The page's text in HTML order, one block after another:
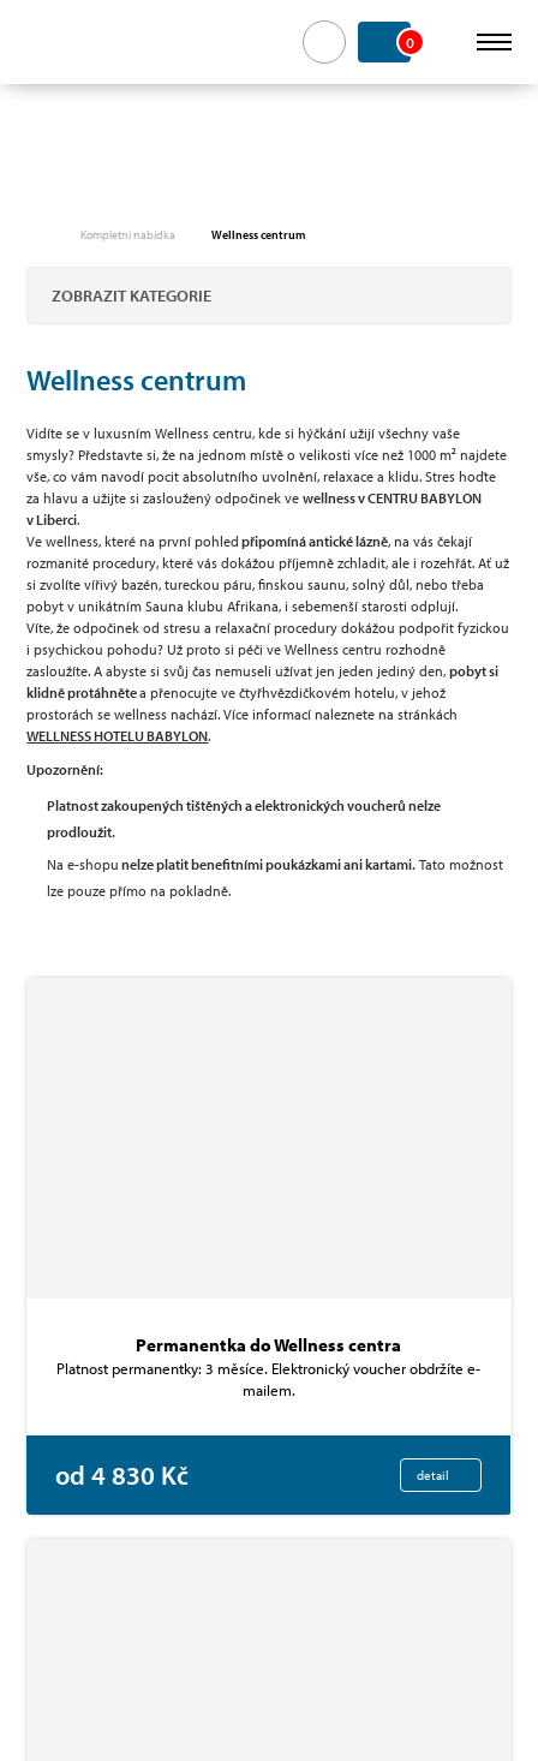
0
Kompletní nabídka Wellness centrum
ZOBRAZIT KATEGORIE
Wellness centrum
Vidíte se v luxusním Wellness centru, kde si hýčkání užijí všechny vaše
smysly? Představte si, že na jednom místě o velikosti více než 1000 m² najdete
vše, co vám navodí pocit absolutního uvolnění, relaxace a klidu. Stres hoďte
za hlavu a užijte si zasloužený odpočinek vewellness v CENTRU BABYLON
v Liberci.
Ve wellness, které na první pohled připomíná antické lázně, na vás čekají
rozmanité procedury, které vás dokážou příjemně zchladit, ale i rozehřát. Ať už
si zvolíte vířivý bazén, tureckou páru, finskou saunu, solný důl, nebo třeba
pobyt v unikátním Sauna klubu Afrikana, i sebemenší starosti odplují.
Víte, že odpočinek od stresu a relaxační procedury dokážou podpořit fyzickou
i psychickou pohodu? Už proto si péči ve Wellness centru rozhodně
zasloužíte. A abyste si svůj čas nemuseli užívat jen jeden jediný den,pobyt si
klidně protáhnětea přenocujte ve čtyřhvězdičkovém hotelu, v jehož
prostorách se wellness nachází. Více informací naleznete na stránkách
WELLNESS HOTELU BABYLON.
Upozornění:
Platnost zakoupených tištěných a elektronických voucherů nelze
prodloužit.
Na e-shopu nelze platit benefitními poukázkami ani kartami. Tato možnost
lze pouze přímo na pokladně.
Permanentka do Wellness centra
Platnost permanentky: 3 měsíce. Elektronický voucher obdržíte e-
mailem.
od 4 830 Kč detail